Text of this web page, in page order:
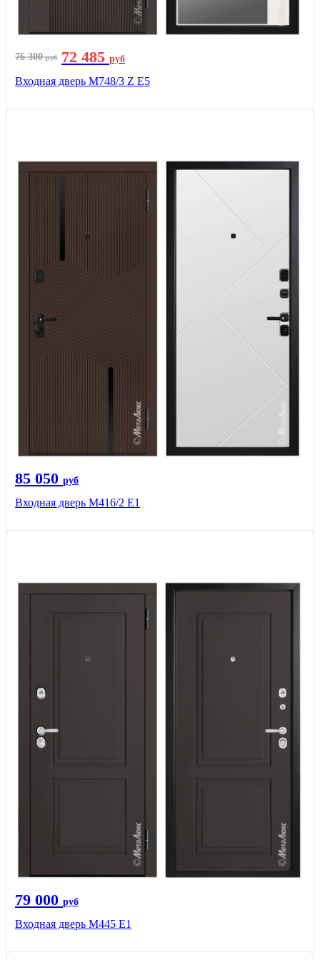
76 300руб 72 485 руб
Входная дверь М748/3 Z Е5
85 050 руб
Входная дверь М416/2 Е1
79 000 руб
Входная дверь М445 Е1